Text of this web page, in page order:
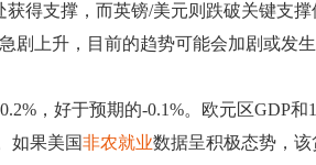
得支撑，而英镑/美元则跌破关键支
上升，目前的趋势可能会加剧或发生
，好于预期的-0.1%。欧元区GDP和
如果美国非农就业数据呈积极态势，该